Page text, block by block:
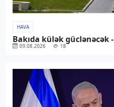
HAVA
Bakıda külək güclənəcək -
09.08.2026 18